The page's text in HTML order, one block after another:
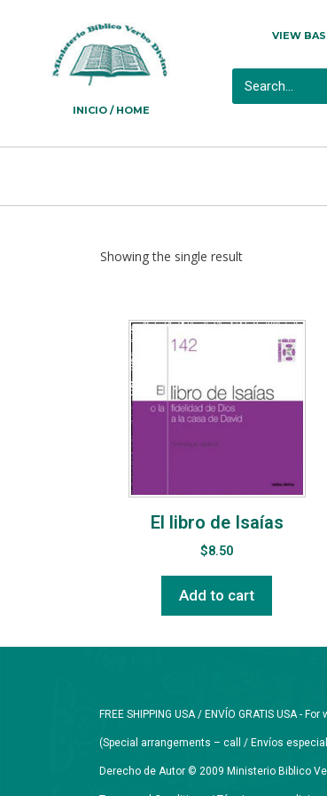
INICIO / HOME
VIEW
Showing the single result
El libro de Isaías
$8.50
Add to cart
FREE SHIPPING USA / ENVÍO GRATIS USA -
(Special arrangements – call / Envíos
Derecho de Autor © 2009 Ministerio Biblico